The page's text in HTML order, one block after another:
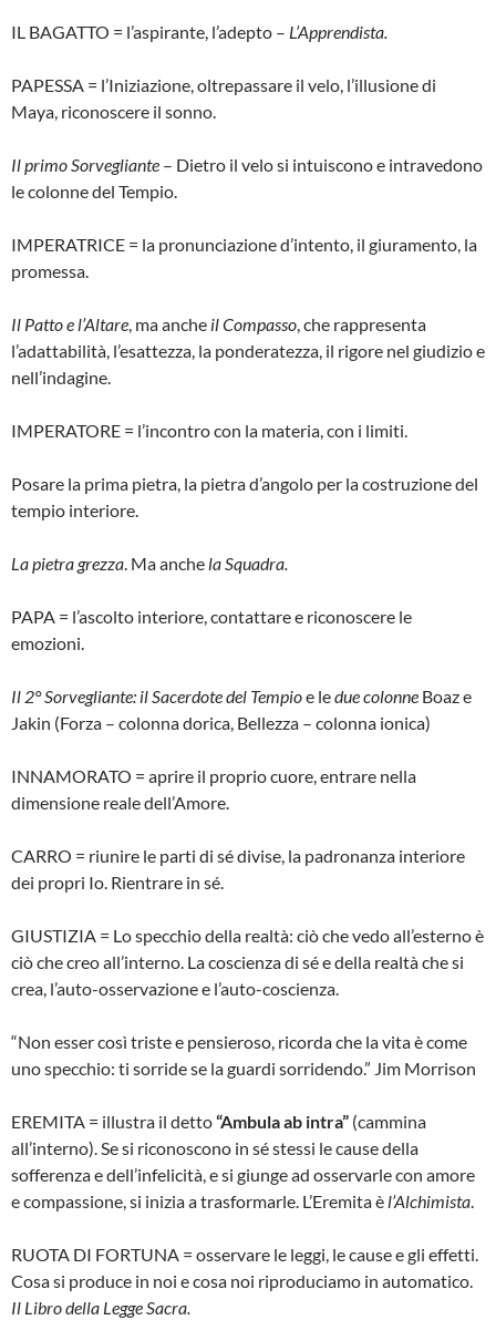
IL BAGATTO = l’aspirante, l’adepto – L’Apprendista.
PAPESSA = l’Iniziazione, oltrepassare il velo, l’illusione di
Maya, riconoscere il sonno.
Il primo Sorvegliante – Dietro il velo si intuiscono e intravedono
le colonne del Tempio.
IMPERATRICE = la pronunciazione d’intento, il giuramento, la
promessa.
Il Patto e l’Altare, ma anche il Compasso, che rappresenta
l’adattabilità, l’esattezza, la ponderatezza, il rigore nel giudizio e
nell’indagine.
IMPERATORE = l’incontro con la materia, con i limiti.
Posare la prima pietra, la pietra d’angolo per la costruzione del
tempio interiore.
La pietra grezza. Ma anche la Squadra.
PAPA = l’ascolto interiore, contattare e riconoscere le
emozioni.
Il 2° Sorvegliante: il Sacerdote del Tempioe ledue colonne Boaz e
Jakin (Forza – colonna dorica, Bellezza – colonna ionica)
INNAMORATO = aprire il proprio cuore, entrare nella
dimensione reale dell’Amore.
CARRO = riunire le parti di sé divise, la padronanza interiore
dei propri Io. Rientrare in sé.
GIUSTIZIA = Lo specchio della realtà: ciò che vedo all’esterno è
ciò che creo all’interno. La coscienza di sé e della realtà che si
crea, l’auto-osservazione e l’auto-coscienza.
“Non esser così triste e pensieroso, ricorda che la vita è come
uno specchio: ti sorride se la guardi sorridendo.” Jim Morrison
EREMITA = illustra il detto“Ambula ab intra” (cammina
all’interno). Se si riconoscono in sé stessi le cause della
sofferenza e dell’infelicità, e si giunge ad osservarle con amore
e compassione, si inizia a trasformarle. L’Eremita è l’Alchimista.
RUOTA DI FORTUNA = osservare le leggi, le cause e gli effetti.
Cosa si produce in noi e cosa noi riproduciamo in automatico.
Il Libro della Legge Sacra.